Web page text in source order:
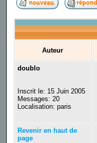
Auteur
doublo
Inscrit le: 15 Juin 2005
Messages: 20
Localisation: paris
Revenir en haut de
page